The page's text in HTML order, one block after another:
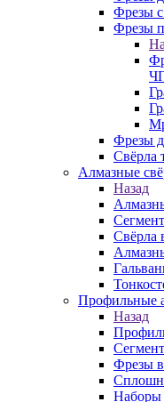
Фрезы
Фрезы
Фрезы
Свёрла
Алмазные
Назад
Свёрла
Профильные
Назад
Фрезы
Наборы